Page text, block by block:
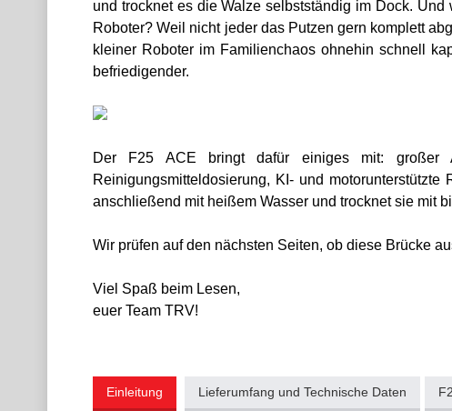
und trocknet es die Walze selbstständig im Dock.
Roboter? Weil nicht jeder das Putzen gern komplett
kleiner Roboter im Familienchaos ohnehin schnell
befriedigender.
Der F25 ACE bringt dafür einiges mit: großer
Reinigungsmitteldosierung, KI- und
anschließend mit heißem Wasser und trocknet sie mit
Wir prüfen auf den nächsten Seiten, ob diese Brücke
Viel Spaß beim Lesen,
euer Team TRV!
Einleitung Lieferumfang und Technische Daten